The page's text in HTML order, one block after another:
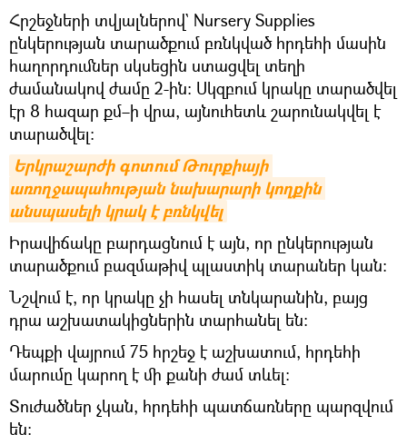
Հրշեջների տվյալներով` Nursery Supplies
ընկերության տարածքում բռնկված հրդեհի մասին
հաղորդումներ սկսեցին ստացվել տեղի
ժամանակով ժամը 2-ին։ Սկզբում կրակը տարածվել
էր 8 հազար քմ–ի վրա, այնուհետև շարունակվել է
տարածվել։
Երկրաշարժի գոտում Թուրքիայի
առողջապահության նախարարի կողքին
անսպասելի կրակ է բռնկվել
Իրավիճակը բարդացնում է այն, որ ընկերության
տարածքում բազմաթիվ պլաստիկ տարաներ կան։
Նշվում է, որ կրակը չի հասել տնկարանին, բայց
դրա աշխատակիցներին տարհանել են։
Դեպքի վայրում 75 հրշեջ է աշխատում, հրդեհի
մարումը կարող է մի քանի ժամ տևել։
Տուժածներ չկան, հրդեհի պատճառները պարզվում
են։